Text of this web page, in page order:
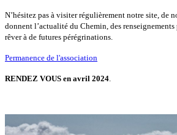
N’hésitez pas à visiter régulièrement notre site, de
donnent l’actualité du Chemin, des
rêver à de futures pérégrinations.
Permanence de l'association
RENDEZ VOUS en avril 2024.